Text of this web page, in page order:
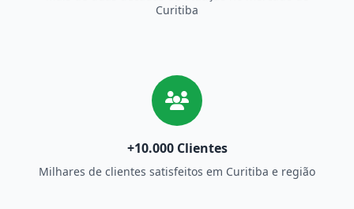
Curitiba
+10.000 Clientes
Milhares de clientes satisfeitos em Curitiba e região